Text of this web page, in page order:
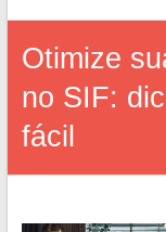
Otimize
no SIF:
fácil